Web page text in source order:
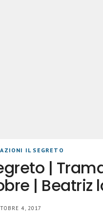
IL SEGRETO
|
| Beatriz
4, 2017